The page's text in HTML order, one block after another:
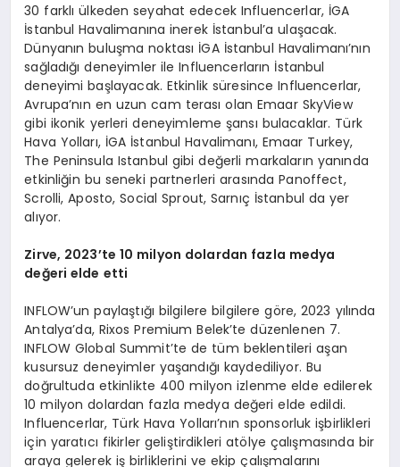
30 farklı ülkeden seyahat edecek Influencerlar, İGA
İstanbul Havalimanına inerek İstanbul’a ulaşacak.
Dünyanın buluşma noktası İGA İstanbul Havalimanı’nın
sağladığı deneyimler ile Influencerların İstanbul
deneyimi başlayacak. Etkinlik süresince Influencerlar,
Avrupa’nın en uzun cam terası olan Emaar SkyView
gibi ikonik yerleri deneyimleme şansı bulacaklar. Türk
Hava Yolları, İGA İstanbul Havalimanı, Emaar Turkey,
The Peninsula Istanbul gibi değerli markaların yanında
etkinliğin bu seneki partnerleri arasında Panoffect,
Scrolli, Aposto, Social Sprout, Sarnıç İstanbul da yer
alıyor.
Zirve, 2023’te 10 milyon dolardan fazla medya
değeri elde etti
INFLOW’un paylaştığı bilgilere bilgilere göre, 2023 yılında
Antalya’da, Rixos Premium Belek’te düzenlenen 7.
INFLOW Global Summit’te de tüm beklentileri aşan
kusursuz deneyimler yaşandığı kaydediliyor. Bu
doğrultuda etkinlikte 400 milyon izlenme elde edilerek
10 milyon dolardan fazla medya değeri elde edildi.
Influencerlar, Türk Hava Yolları’nın sponsorluk işbirlikleri
için yaratıcı fikirler geliştirdikleri atölye çalışmasında bir
araya gelerek iş birliklerini ve ekip çalışmalarını